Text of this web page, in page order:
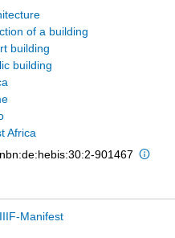
of a building
building
building
Africa
901467
IIIF-Manifest